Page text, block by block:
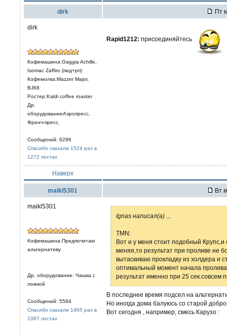
dirk Пт
dirk
Кофемашина:Gaggia Achille,
Isomac Zaffiro (пид+рп)
Кофемолка:Mazzer Major,
BJ68
Ростер:Kaldi coffee roaster
Др.
оборудованиеАэропресс,
Френч-пресс,
Сообщений: 6296
Спасибо сказали 1524 раз в
1272 постах
Rapid1212: присоединяйтесь
Наверх
maikl5301 Вт
maikl5301
Кофемашина:Предпочитаю
альтернативу
Др. оборудование: Чашка с
ложкой
Сообщений: 5594
Спасибо сказали 1465 раз в
1087 постах
Ignas написал(а)
TMN:
Вот и у меня стоит подобный
меняя,то результат при проливе не
вытаскиваю прокладку из холдера и
оптимальный момент начала
результат именно при 25 сек.совсем
В последнее время подсел на
Но иногда дома балуюсь со старой
Вот сегодня , например, смесь Карузо :